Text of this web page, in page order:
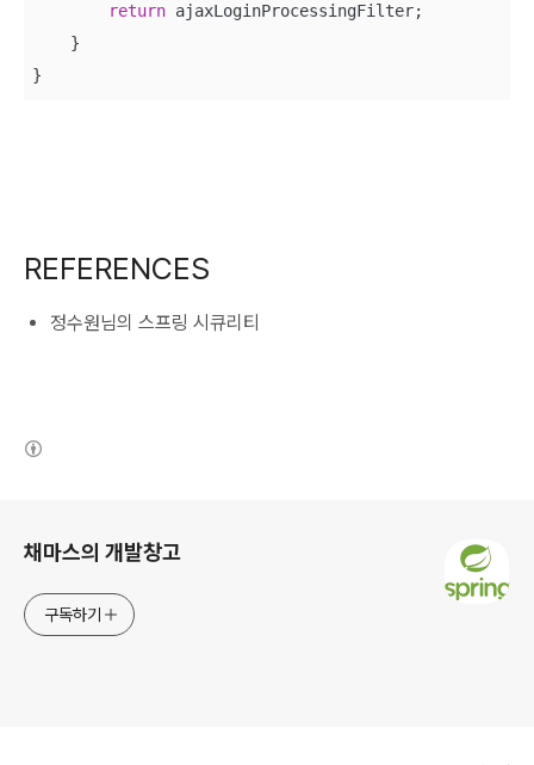
return ajaxLoginProcessingFilter;
    }
}
REFERENCES
정수원님의 스프링 시큐리티
채마스의 개발창고
구독하기